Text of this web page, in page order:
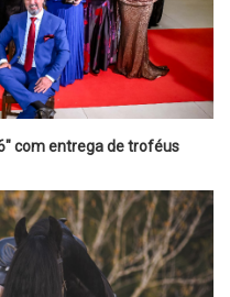
com entrega de troféus